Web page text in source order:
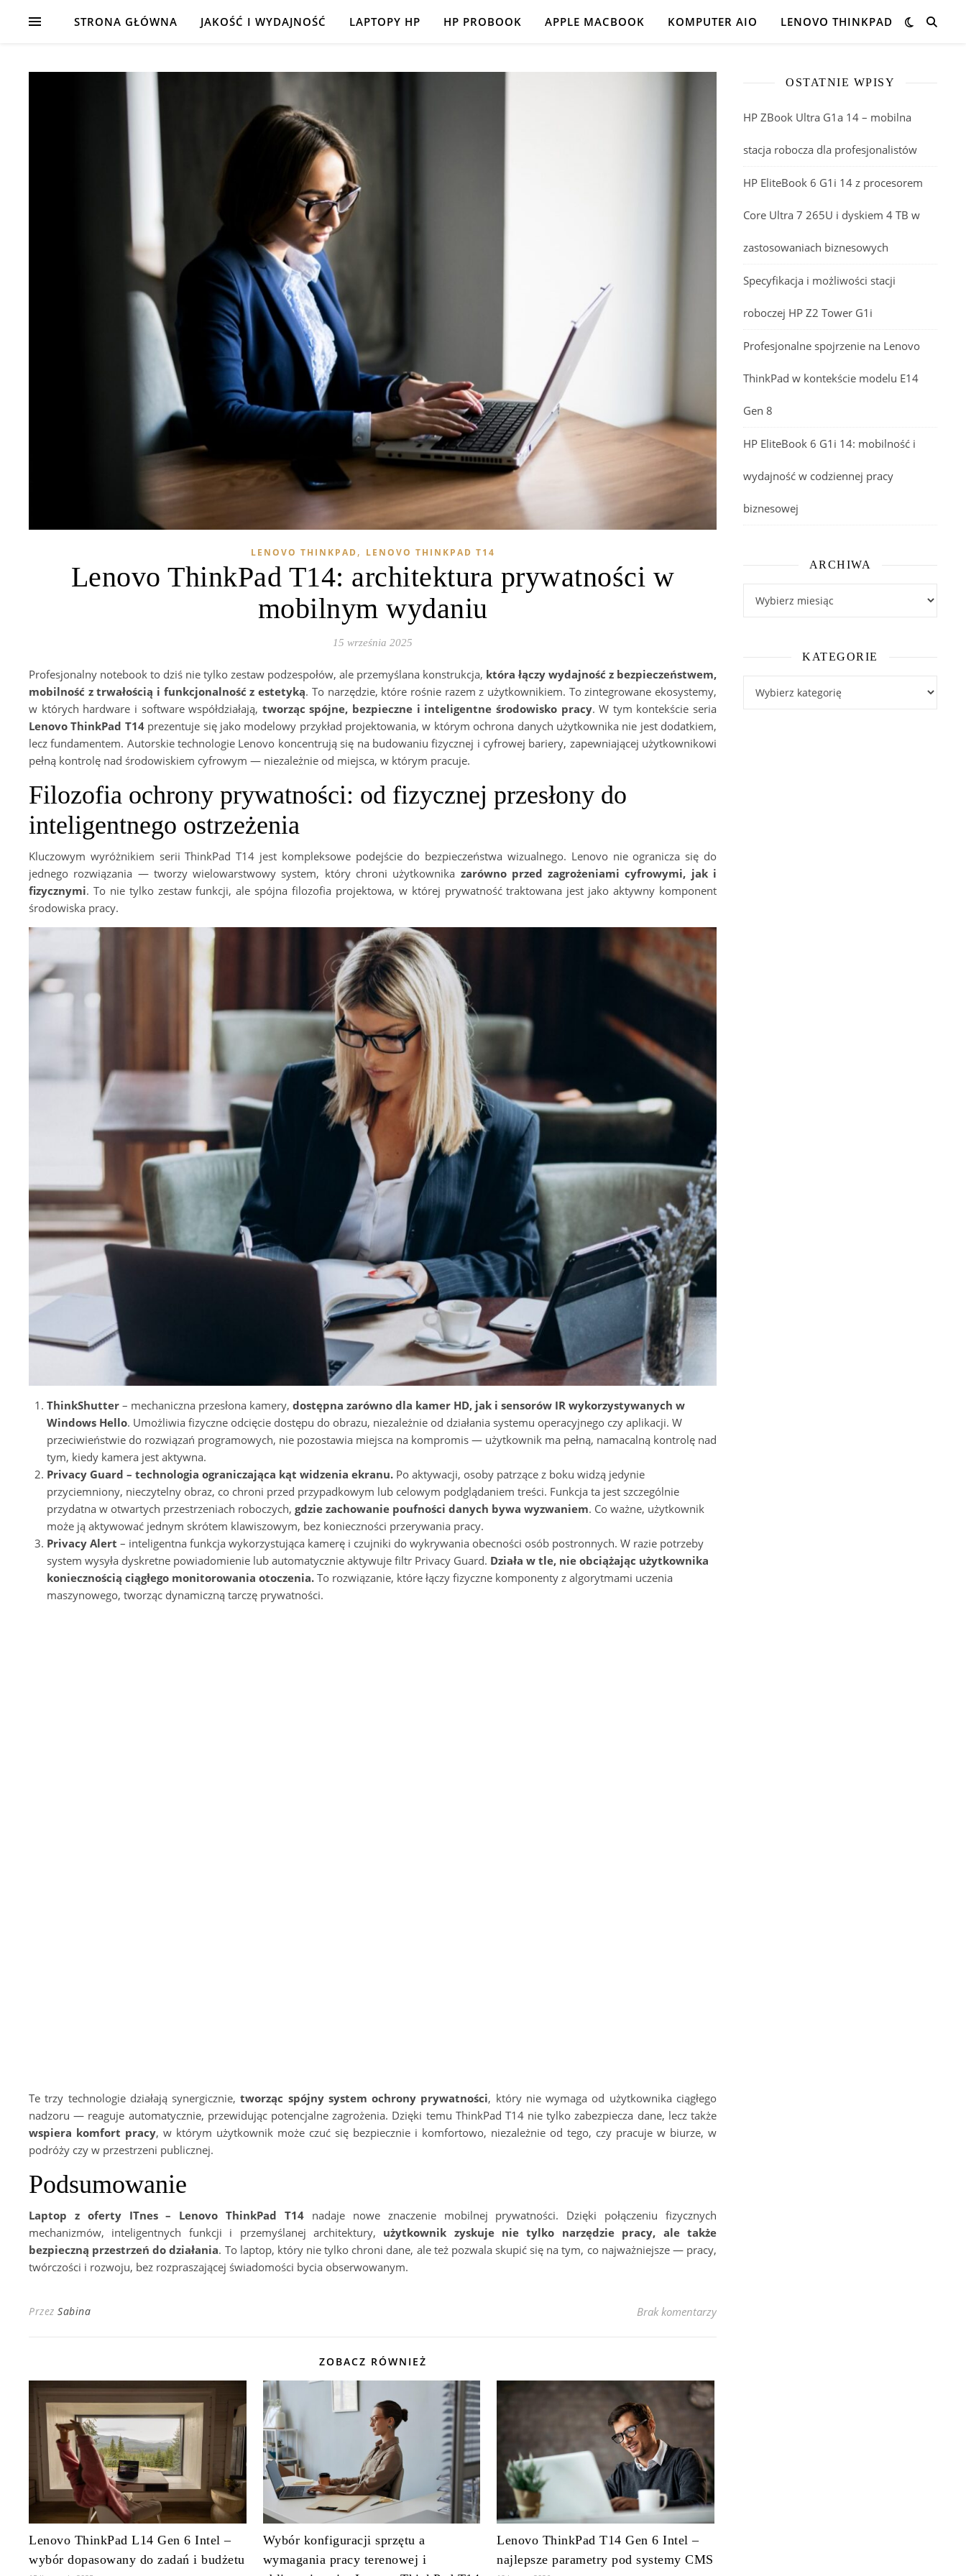
STRONA GŁÓWNA JAKOŚĆ I WYDAJNOŚĆ LAPTOPY HP HP PROBOOK APPLE MACBOOK KOMPUTER AIO LENOVO THINKPAD
LENOVO THINKPAD, LENOVO THINKPAD T14
Lenovo ThinkPad T14: architektura prywatności w
mobilnym wydaniu
15 września 2025
Profesjonalny notebook to dziś nie tylko zestaw podzespołów, ale przemyślana konstrukcja, która łączy wydajność z bezpieczeństwem,
mobilność z trwałością i funkcjonalność z estetyką. To narzędzie, które rośnie razem z użytkownikiem. To zintegrowane ekosystemy,
w których hardware i software współdziałają, tworząc spójne, bezpieczne i inteligentne środowisko pracy. W tym kontekście seria
Lenovo ThinkPad T14prezentuje się jako modelowy przykład projektowania, w którym ochrona danych użytkownika nie jest dodatkiem,
lecz fundamentem. Autorskie technologie Lenovo koncentrują się na budowaniu fizycznej i cyfrowej bariery, zapewniającej użytkownikowi
pełną kontrolę nad środowiskiem cyfrowym — niezależnie od miejsca, w którym pracuje.
Filozofia ochrony prywatności: od fizycznej przesłony do
inteligentnego ostrzeżenia
Kluczowym wyróżnikiem serii ThinkPad T14 jest kompleksowe podejście do bezpieczeństwa wizualnego. Lenovo nie ogranicza się do
jednego rozwiązania — tworzy wielowarstwowy system, który chroni użytkownika zarówno przed zagrożeniami cyfrowymi, jak i
fizycznymi. To nie tylko zestaw funkcji, ale spójna filozofia projektowa, w której prywatność traktowana jest jako aktywny komponent
środowiska pracy.
ThinkShutter – mechaniczna przesłona kamery, dostępna zarówno dla kamer HD, jak i sensorów IR wykorzystywanych w
Windows Hello. Umożliwia fizyczne odcięcie dostępu do obrazu, niezależnie od działania systemu operacyjnego czy aplikacji. W
przeciwieństwie do rozwiązań programowych, nie pozostawia miejsca na kompromis — użytkownik ma pełną, namacalną kontrolę nad
tym, kiedy kamera jest aktywna.
Privacy Guard – technologia ograniczająca kąt widzenia ekranu. Po aktywacji, osoby patrzące z boku widzą jedynie
przyciemniony, nieczytelny obraz, co chroni przed przypadkowym lub celowym podglądaniem treści. Funkcja ta jest szczególnie
przydatna w otwartych przestrzeniach roboczych, gdzie zachowanie poufności danych bywa wyzwaniem. Co ważne, użytkownik
może ją aktywować jednym skrótem klawiszowym, bez konieczności przerywania pracy.
Privacy Alert – inteligentna funkcja wykorzystująca kamerę i czujniki do wykrywania obecności osób postronnych. W razie potrzeby
system wysyła dyskretne powiadomienie lub automatycznie aktywuje filtr Privacy Guard. Działa w tle, nie obciążając użytkownika
koniecznością ciągłego monitorowania otoczenia. To rozwiązanie, które łączy fizyczne komponenty z algorytmami uczenia
maszynowego, tworząc dynamiczną tarczę prywatności.
Te trzy technologie działają synergicznie, tworząc spójny system ochrony prywatności, który nie wymaga od użytkownika ciągłego
nadzoru — reaguje automatycznie, przewidując potencjalne zagrożenia. Dzięki temu ThinkPad T14 nie tylko zabezpiecza dane, lecz także
wspiera komfort pracy, w którym użytkownik może czuć się bezpiecznie i komfortowo, niezależnie od tego, czy pracuje w biurze, w
podróży czy w przestrzeni publicznej.
Podsumowanie
Laptop z oferty ITnes – Lenovo ThinkPad T14 nadaje nowe znaczenie mobilnej prywatności. Dzięki połączeniu fizycznych
mechanizmów, inteligentnych funkcji i przemyślanej architektury, użytkownik zyskuje nie tylko narzędzie pracy, ale także
bezpieczną przestrzeń do działania. To laptop, który nie tylko chroni dane, ale też pozwala skupić się na tym, co najważniejsze — pracy,
twórczości i rozwoju, bez rozpraszającej świadomości bycia obserwowanym.
Przez Sabina Brak komentarzy
ZOBACZ RÓWNIEŻ
Lenovo ThinkPad L14 Gen 6 Intel –
wybór dopasowany do zadań i budżetu
Wybór konfiguracji sprzętu a
wymagania pracy terenowej i
Lenovo ThinkPad T14 Gen 6 Intel –
najlepsze parametry pod systemy CMS
OSTATNIE WPISY
HP ZBook Ultra G1a 14 – mobilna
stacja robocza dla profesjonalistów
HP EliteBook 6 G1i 14 z procesorem
Core Ultra 7 265U i dyskiem 4 TB w
zastosowaniach biznesowych
Specyfikacja i możliwości stacji
roboczej HP Z2 Tower G1i
Profesjonalne spojrzenie na Lenovo
ThinkPad w kontekście modelu E14
Gen 8
HP EliteBook 6 G1i 14: mobilność i
wydajność w codziennej pracy
biznesowej
ARCHIWA
KATEGORIE